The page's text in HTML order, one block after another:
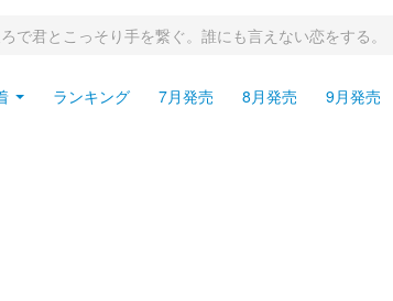
で君とこっそり手を繋ぐ。誰にも言えない恋をする。
ランキング 7月発売 8月発売 9月発売